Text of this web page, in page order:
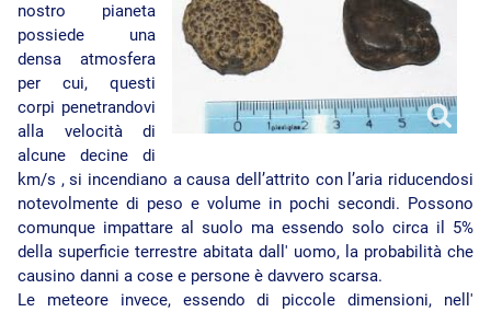
nostro pianeta
possiede una
densa atmosfera
per cui, questi
corpi penetrandovi
alla velocità di
alcune decine di
km/s , si incendiano a causa dell’attrito con l’aria riducendosi
notevolmente di peso e volume in pochi secondi. Possono
comunque impattare al suolo ma essendo solo circa il 5%
della superficie terrestre abitata dall' uomo, la probabilità che
causino danni a cose e persone è davvero scarsa.
Le meteore invece, essendo di piccole dimensioni, nell'